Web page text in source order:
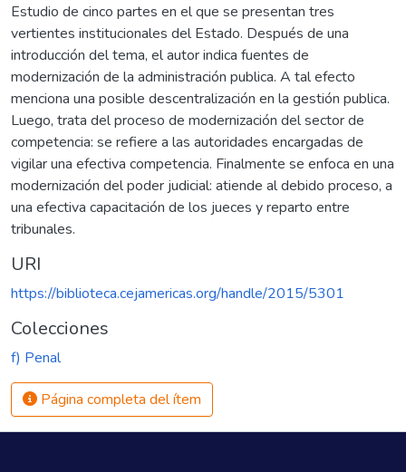
Estudio de cinco partes en el que se presentan tres
vertientes institucionales del Estado. Después de una
introducción del tema, el autor indica fuentes de
modernización de la administración publica. A tal efecto
menciona una posible descentralización en la gestión publica.
Luego, trata del proceso de modernización del sector de
competencia: se refiere a las autoridades encargadas de
vigilar una efectiva competencia. Finalmente se enfoca en una
modernización del poder judicial: atiende al debido proceso, a
una efectiva capacitación de los jueces y reparto entre
tribunales.
URI
https://biblioteca.cejamericas.org/handle/2015/5301
Colecciones
f) Penal
Página completa del ítem